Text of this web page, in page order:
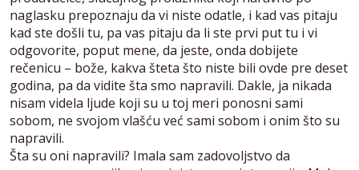
naglasku prepoznaju da vi niste odatle, i kad vas pitaju
kad ste došli tu, pa vas pitaju da li ste prvi put tu i vi
odgovorite, poput mene, da jeste, onda dobijete
rečenicu – bože, kakva šteta što niste bili ovde pre deset
godina, pa da vidite šta smo napravili. Dakle, ja nikada
nisam videla ljude koji su u toj meri ponosni sami
sobom, ne svojom vlašću već sami sobom i onim što su
napravili.
Šta su oni napravili? Imala sam zadovoljstvo da